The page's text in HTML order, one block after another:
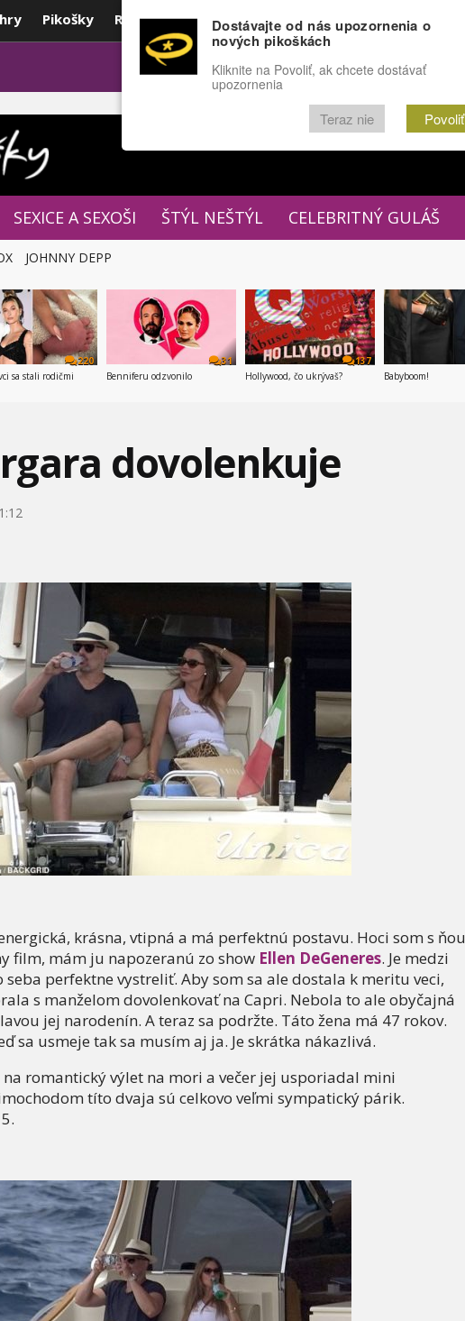
Pikošky Rozprávky Funny Docu
POPULÁRNE FÓRUM
SEXICE A SEXOŠI ŠTÝL NEŠTÝL CELEBRITNÝ GULÁŠ
JOHNNY DEPP
220
sa stali rodičmi
31
Benniferu odzvonilo
137
Hollywood, čo ukrývaš?
Babyboom!
dovolenkuje
krásna, vtipná a má perfektnú postavu. Hoci som s ňou
film, mám ju napozeranú zo show Ellen DeGeneres. Je medzi
seba perfektne vystreliť. Aby som sa ale dostala k meritu veci,
s manželom dovolenkovať na Capri. Nebola to ale obyčajná
jej narodenín. A teraz sa podržte. Táto žena má 47 rokov.
sa usmeje tak sa musím aj ja. Je skrátka nákazlivá.
na romantický výlet na mori a večer jej usporiadal mini
títo dvaja sú celkovo veľmi sympatický párik.
Dostávajte od nás upozornenia o
nových pikoškách
Kliknite na Povoliť, ak chcete dostávať
upozornenia
Teraz nie Povoliť